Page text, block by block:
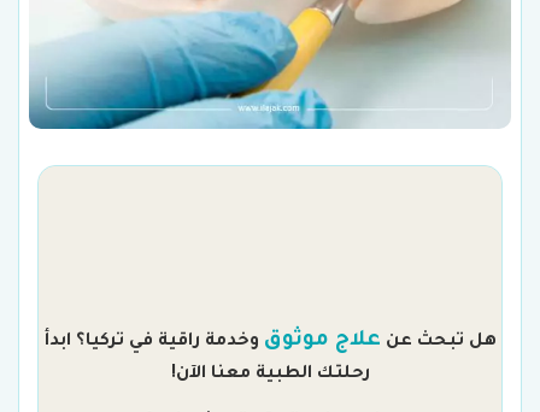
هل تبحث عن علاج موثوق وخدمة راقية في تركيا؟ ابدأ
رحلتك الطبية معنا الآن!